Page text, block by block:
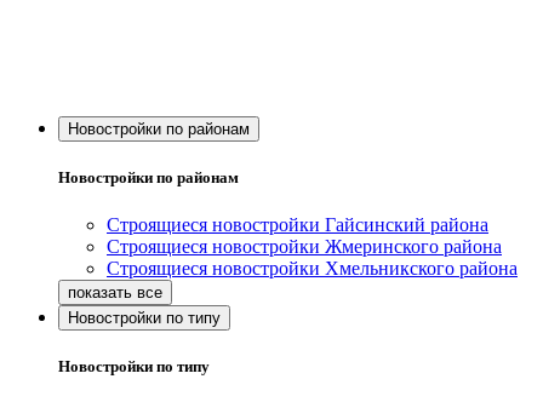
Новостройки по районам
Новостройки по районам
Строящиеся новостройки Гайсинский района
Строящиеся новостройки Жмеринского района
Строящиеся новостройки Хмельникского района
Новостройки по типу
Новостройки по типу